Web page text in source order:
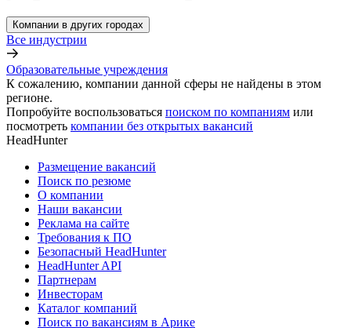
Компании в других городах
Все индустрии
Образовательные учреждения
К сожалению, компании данной сферы не найдены в этом
регионе.
Попробуйте воспользоваться поиском по компаниям или
посмотреть компании без открытых вакансий
HeadHunter
Размещение вакансий
Поиск по резюме
О компании
Наши вакансии
Реклама на сайте
Требования к ПО
Безопасный HeadHunter
HeadHunter API
Партнерам
Инвесторам
Каталог компаний
Поиск по вакансиям в Арике